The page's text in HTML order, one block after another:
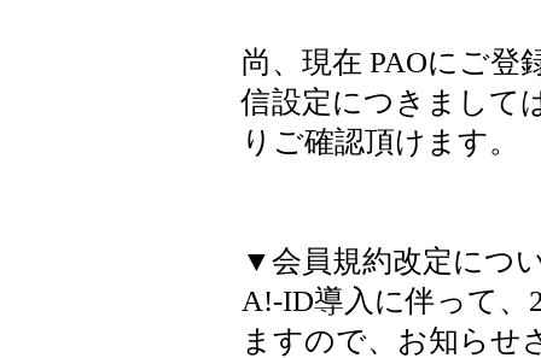
尚、現在 PAOにご
信設定につきまして
りご確認頂けます。
▼会員規約改定につ
A!-ID導入に伴って、
ますので、お知らせ